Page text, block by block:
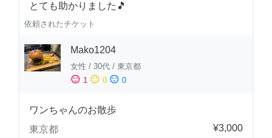
とても助かりました🎵
依頼されたチケット
Mako1204
女性 / 30代 / 東京都
sentiment_satisfied 1 sentiment_neutral 0 sentiment_dissatisfied 0
ワンちゃんのお散歩
東京都
¥3,000